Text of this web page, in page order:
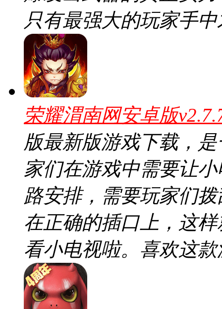
只有最强大的玩家手
荣耀渭南网安卓版
版最新版游戏下载，
家们在游戏中需要让
路安排，需要玩家们
在正确的插口上，这
看小电视啦。喜欢这